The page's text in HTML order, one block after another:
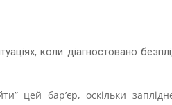
коли діагностовано
цей бар’єр, оскільки